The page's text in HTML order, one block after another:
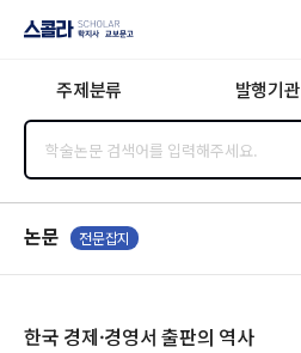
지사·교보문고
주제분류 발행기관
논문 전문잡지
한국 경제·경영서 출판의 역사